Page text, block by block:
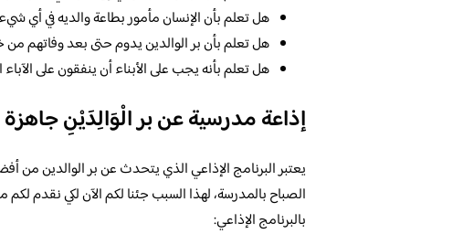
هل تعلم بأن الإنسان مأمور بطاعة والديه في أي
هل تعلم بأن بر الوالدين يدوم حتى بعد وفاتهم من
هل تعلم بأنه يجب على الأبناء أن ينفقون على
إذاعة مدرسية عن بر الْوَالِدَيْنِ جاهزة
يعتبر البرنامج الإذاعي الذي يتحدث عن بر الوالدين من
الصباح بالمدرسة، لهذا السبب جئنا لكم الآن لكي نقدم
بالبرنامج الإذاعي: